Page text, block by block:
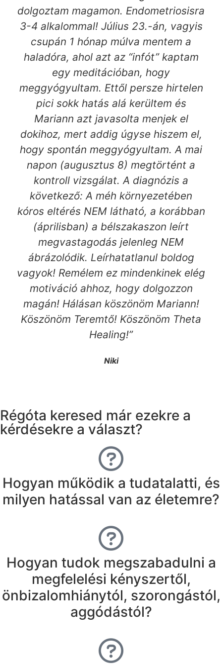
dolgoztam magamon. Endometriosisra
3-4 alkalommal! Július 23.-án, vagyis
csupán 1 hónap múlva mentem a
haladóra, ahol azt az “infót” kaptam
egy meditációban, hogy
meggyógyultam. Ettől persze hirtelen
pici sokk hatás alá kerültem és
Mariann azt javasolta menjek el
dokihoz, mert addig úgyse hiszem el,
hogy spontán meggyógyultam. A mai
napon (augusztus 8) megtörtént a
kontroll vizsgálat. A diagnózis a
következő: A méh környezetében
kóros eltérés NEM látható, a korábban
(áprilisban) a bélszakaszon leírt
megvastagodás jelenleg NEM
ábrázolódik. Leírhatatlanul boldog
vagyok! Remélem ez mindenkinek elég
motiváció ahhoz, hogy dolgozzon
magán! Hálásan köszönöm Mariann!
Köszönöm Teremtő! Köszönöm Theta
Healing!”
Niki
Régóta keresed már ezekre a
kérdésekre a választ?
Hogyan működik a tudatalatti, és
milyen hatással van az életemre?
Hogyan tudok megszabadulni a
megfelelési kényszertől,
önbizalomhiánytól, szorongástól,
aggódástól?